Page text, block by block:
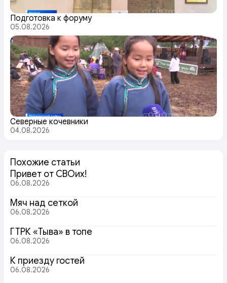
Подготовка к форуму
05.08.2026
Северные кочевники
04.08.2026
Похожие статьи
Привет от СВОих!
06.08.2026
Мяч над сеткой
06.08.2026
ГТРК «Тыва» в топе
06.08.2026
К приезду гостей
06.08.2026